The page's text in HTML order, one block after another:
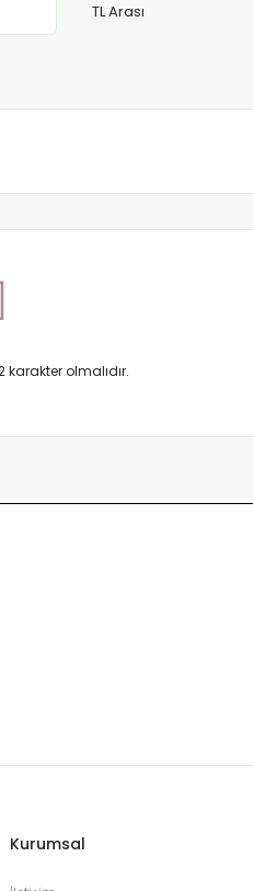
TL Arası
karakter olmalıdır.
Kurumsal